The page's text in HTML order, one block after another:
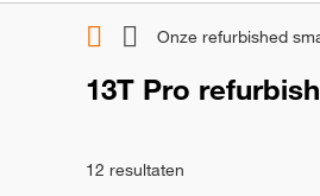
Onze refurbished
13T Pro
12 resultaten